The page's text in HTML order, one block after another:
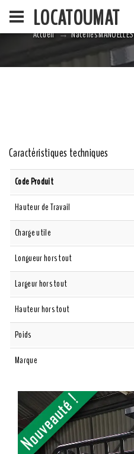
LOCATOUMAT
Accueil Nacelles MANUELLES
Caractéristiques techniques
Code Produit
Hauteur de Travail
Charge utile
Longueur hors tout
Largeur hors tout
Hauteur hors tout
Poids
Marque